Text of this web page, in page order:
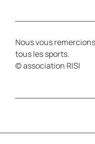
Nous vous
tous les sports.
© association RISI